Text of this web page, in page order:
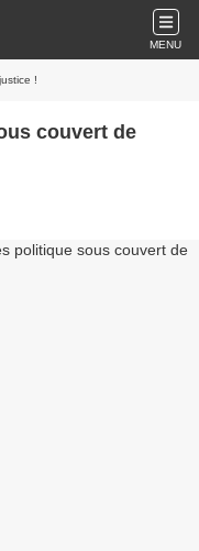
MENU
!
couvert de